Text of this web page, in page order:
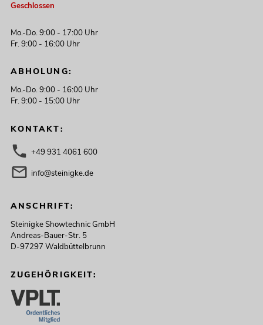
Geschlossen
Mo.-Do. 9:00 - 17:00 Uhr
Fr. 9:00 - 16:00 Uhr
ABHOLUNG:
Mo.-Do. 9:00 - 16:00 Uhr
Fr. 9:00 - 15:00 Uhr
KONTAKT:
+49 931 4061 600
info@steinigke.de
ANSCHRIFT:
Steinigke Showtechnic GmbH
Andreas-Bauer-Str. 5
D-97297 Waldbüttelbrunn
ZUGEHÖRIGKEIT: